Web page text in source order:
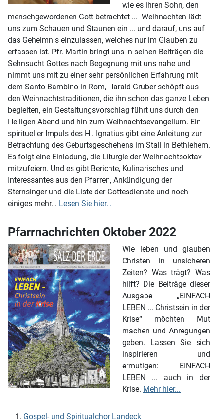
wie es ihren Sohn, den
menschgewordenen Gott betrachtet ... Weihnachten lädt
uns zum Schauen und Staunen ein ... und darauf, uns auf
das Geheimnis einzulassen, welches nur im Glauben zu
erfassen ist. Pfr. Martin bringt uns in seinen Beiträgen die
Sehnsucht Gottes nach Begegnung mit uns nahe und
nimmt uns mit zu einer sehr persönlichen Erfahrung mit
dem Santo Bambino in Rom, Harald Gruber schöpft aus
den Weihnachtstraditionen, die ihn schon das ganze Leben
begleiten, ein Gestaltungsvorschlag führt uns durch den
Heiligen Abend und hin zum Weihnachtsevangelium. Ein
spiritueller Impuls des Hl. Ignatius gibt eine Anleitung zur
Betrachtung des Geburtsgeschehens im Stall in Bethlehem.
Es folgt eine Einladung, die Liturgie der Weihnachtsoktav
mitzufeiern. Und es gibt Berichte, Kulinarisches und
Interessantes aus den Pfarren, Ankündigung der
Sternsinger und die Liste der Gottesdienste und noch
einiges mehr... Lesen Sie hier...
Pfarrnachrichten Oktober 2022
Wie leben und glauben
Christen in unsicheren
Zeiten? Was trägt? Was
hilft? Die Beiträge dieser
Ausgabe „EINFACH
LEBEN ... Christsein in der
Krise“ möchten Mut
machen und Anregungen
geben. Lassen Sie sich
inspirieren und
ermutigen: EINFACH
LEBEN ... auch in der
Krise. Mehr hier...
Gospel- und Spiritualchor Landeck